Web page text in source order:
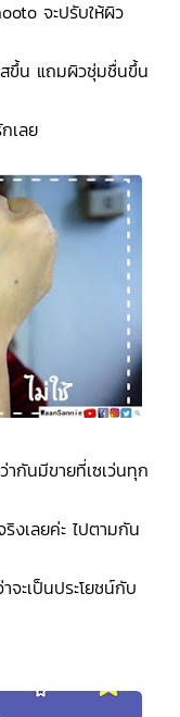
จะปรับให้ผิว
สขึ้น แถมผิวชุ่มชื่นขึ้น
เลย
ากันมีขายที่เซเว่นทุก
งเลยค่ะ ไปตามกัน
จะเป็นประโยชน์กับ